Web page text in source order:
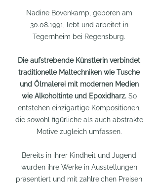
Nadine Bovenkamp, geboren am
30.08.1991 , lebt und arbeitet in
Tegernheim bei Regensburg.
Die aufstrebende Künstlerin verbindet
traditionelle Maltechniken wie Tusche
und Ölmalerei mit modernen Medien
wie Alkoholtinte und Epoxidharz. So
entstehen einzigartige Kompositionen,
die sowohl figürliche als auch abstrakte
Motive zugleich umfassen.
Bereits in ihrer Kindheit und Jugend
wurden ihre Werke in Ausstellungen
präsentiert und mit zahlreichen Preisen